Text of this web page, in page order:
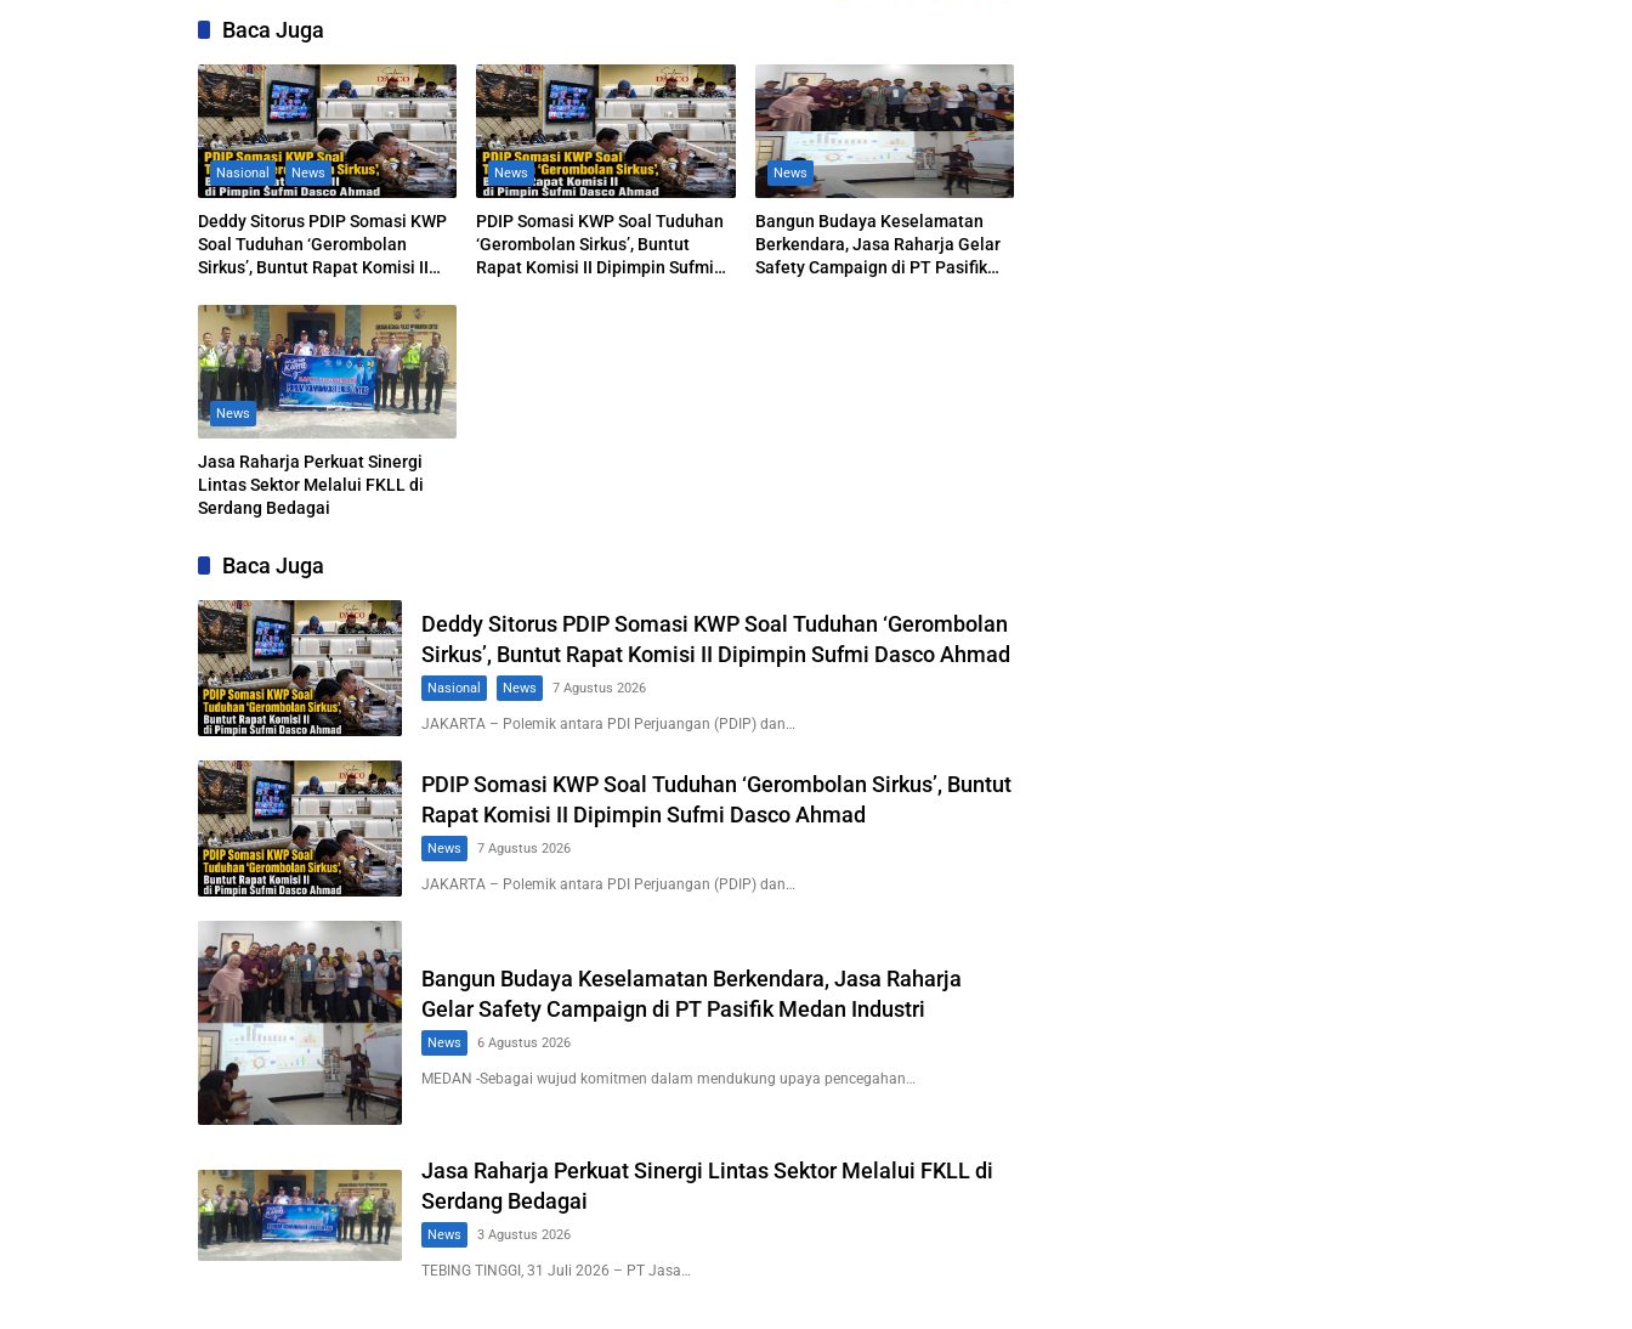
Baca Juga
Nasional News
Deddy Sitorus PDIP Somasi KWP
Soal Tuduhan ‘Gerombolan
Sirkus’, Buntut Rapat Komisi II
News
PDIP Somasi KWP Soal Tuduhan
‘Gerombolan Sirkus’, Buntut
Rapat Komisi II Dipimpin Sufmi
News
Bangun Budaya Keselamatan
Berkendara, Jasa Raharja Gelar
Safety Campaign di PT Pasifik
News
Jasa Raharja Perkuat Sinergi
Lintas Sektor Melalui FKLL di
Serdang Bedagai
Baca Juga
Deddy Sitorus PDIP Somasi KWP Soal Tuduhan ‘Gerombolan
Sirkus’, Buntut Rapat Komisi II Dipimpin Sufmi Dasco Ahmad
Nasional News 7 Agustus 2026
JAKARTA – Polemik antara PDI Perjuangan (PDIP) dan…
PDIP Somasi KWP Soal Tuduhan ‘Gerombolan Sirkus’, Buntut
Rapat Komisi II Dipimpin Sufmi Dasco Ahmad
News 7 Agustus 2026
JAKARTA – Polemik antara PDI Perjuangan (PDIP) dan…
Bangun Budaya Keselamatan Berkendara, Jasa Raharja
Gelar Safety Campaign di PT Pasifik Medan Industri
News 6 Agustus 2026
MEDAN -Sebagai wujud komitmen dalam mendukung upaya pencegahan…
Jasa Raharja Perkuat Sinergi Lintas Sektor Melalui FKLL di
Serdang Bedagai
News 3 Agustus 2026
TEBING TINGGI, 31 Juli 2026 – PT Jasa…